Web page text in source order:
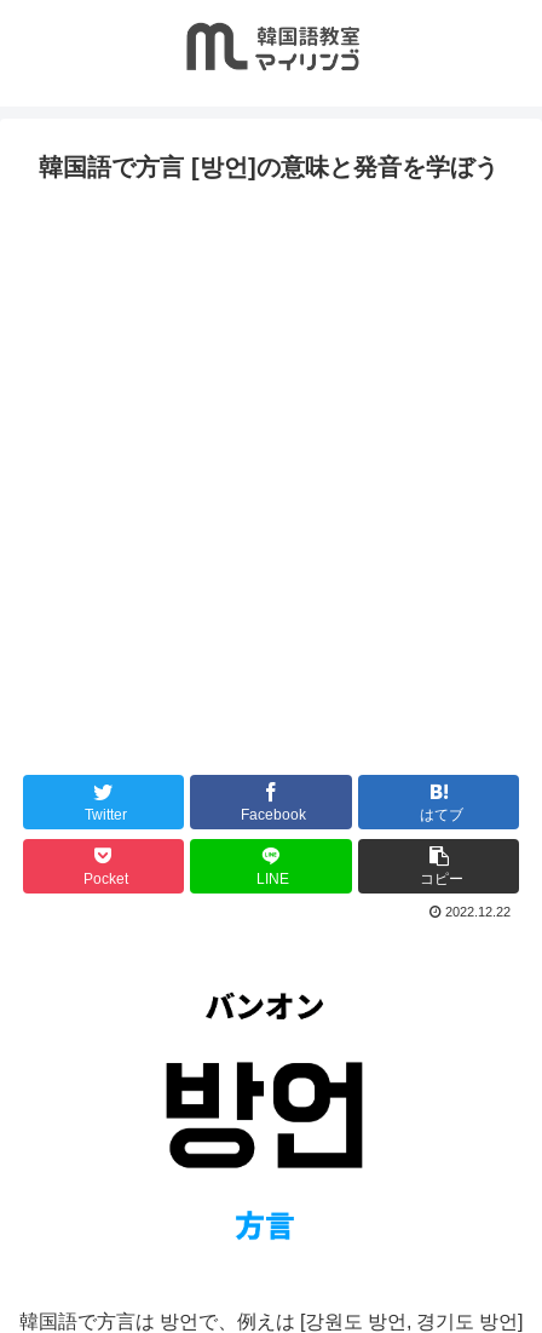
韓国語で方言 [방언]の意味と発音を学ぼう
Twitter Facebook はてブ
Pocket LINE コピー
2022.12.22
韓国語で方言は 방언で、例えは [강원도 방언, 경기도 방언]